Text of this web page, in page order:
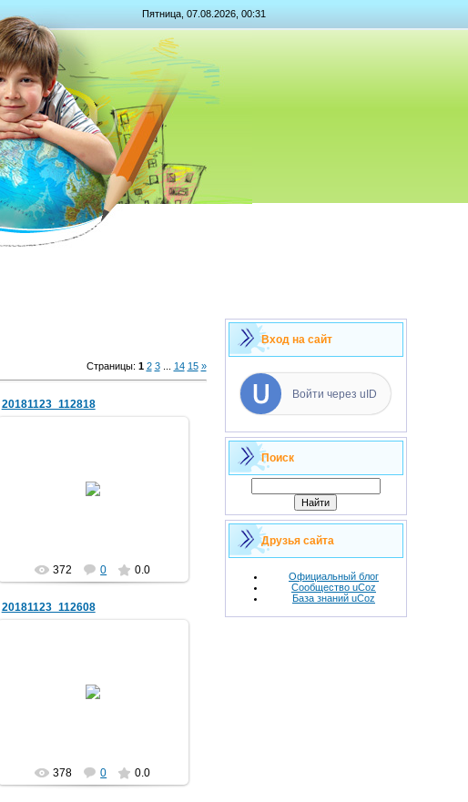
Пятница, 07.08.2026, 00:31
Страницы: 1 2 3 14 15 »
20181123_112818
372 0 0.0
20181123_112608
378 0 0.0
Вход на сайт
Войти через uID
Поиск
Друзья сайта
Официальный блог
Сообщество uCoz
База знаний uCoz